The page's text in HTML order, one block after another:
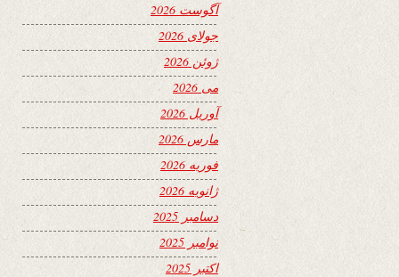
آگوست 2026
جولای 2026
ژوئن 2026
می 2026
آوریل 2026
مارس 2026
فوریه 2026
ژانویه 2026
دسامبر 2025
نوامبر 2025
اکتبر 2025